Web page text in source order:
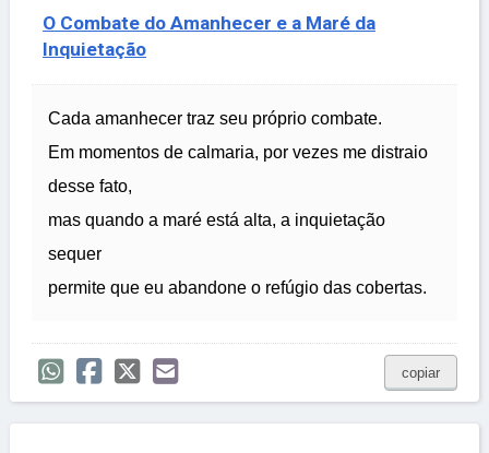
O Combate do Amanhecer e a Maré da
Inquietação
Cada amanhecer traz seu próprio combate.
Em momentos de calmaria, por vezes me distraio
desse fato,
mas quando a maré está alta, a inquietação
sequer
permite que eu abandone o refúgio das cobertas.
copiar